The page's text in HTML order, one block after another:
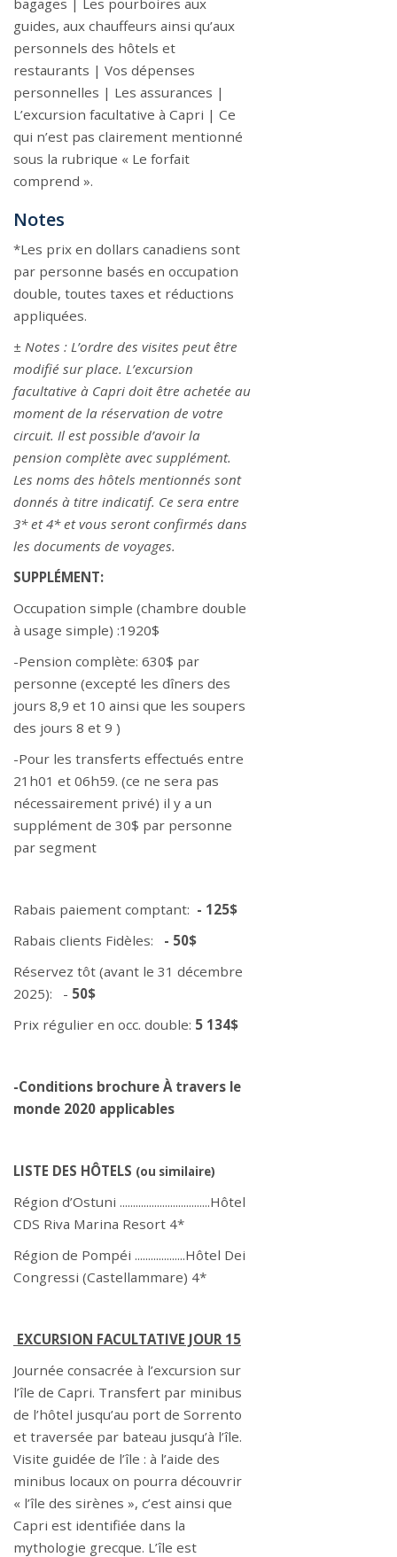
bagages | Les pourboires aux
guides, aux chauffeurs ainsi qu’aux
personnels des hôtels et
restaurants | Vos dépenses
personnelles | Les assurances |
L’excursion facultative à Capri | Ce
qui n’est pas clairement mentionné
sous la rubrique « Le forfait
comprend ».
Notes
*Les prix en dollars canadiens sont
par personne basés en occupation
double, toutes taxes et réductions
appliquées.
± Notes : L’ordre des visites peut être
modifié sur place. L’excursion
facultative à Capri doit être achetée au
moment de la réservation de votre
circuit. Il est possible d’avoir la
pension complète avec supplément.
Les noms des hôtels mentionnés sont
donnés à titre indicatif. Ce sera entre
3* et 4* et vous seront confirmés dans
les documents de voyages.
SUPPLÉMENT:
Occupation simple (chambre double
à usage simple) :1920$
-Pension complète: 630$ par
personne (excepté les dîners des
jours 8,9 et 10 ainsi que les soupers
des jours 8 et 9 )
-Pour les transferts effectués entre
21h01 et 06h59. (ce ne sera pas
nécessairement privé) il y a un
supplément de 30$ par personne
par segment
Rabais paiement comptant: - 125$
Rabais clients Fidèles: - 50$
Réservez tôt (avant le 31 décembre
2025): - 50$
Prix régulier en occ. double: 5 134$
-Conditions brochure À travers le
monde 2020 applicables
LISTE DES HÔTELS (ou similaire)
Région d’Ostuni ..................................Hôtel
CDS Riva Marina Resort 4*
Région de Pompéi ...................Hôtel Dei
Congressi (Castellammare) 4*
EXCURSION FACULTATIVE JOUR 15
Journée consacrée à l’excursion sur
l’île de Capri. Transfert par minibus
de l’hôtel jusqu’au port de Sorrento
et traversée par bateau jusqu’à l’île.
Visite guidée de l’île : à l’aide des
minibus locaux on pourra découvrir
« l’île des sirènes », c’est ainsi que
Capri est identifiée dans la
mythologie grecque. L’île est